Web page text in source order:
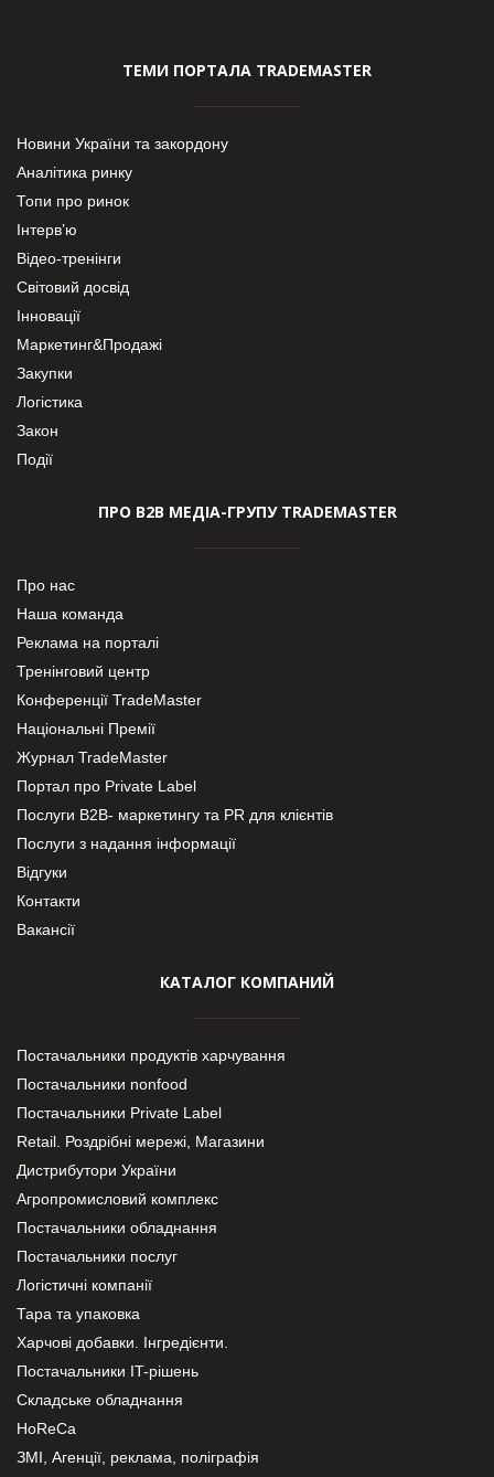
ТЕМИ ПОРТАЛА TRADEMASTER
Новини України та закордону
Аналітика ринку
Топи про ринок
Інтерв’ю
Відео-тренінги
Світовий досвід
Інновації
Маркетинг&Продажі
Закупки
Логістика
Закон
Події
ПРО В2В МЕДІА-ГРУПУ TRADEMASTER
Про нас
Наша команда
Реклама на порталі
Тренінговий центр
Конференції TradeMaster
Національні Премії
Журнал TradeMaster
Портал про Private Label
Послуги В2В- маркетингу та PR для клієнтів
Послуги з надання інформації
Відгуки
Контакти
Вакансії
КАТАЛОГ КОМПАНИЙ
Постачальники продуктів харчування
Постачальники nonfood
Постачальники Private Label
Retail. Роздрібні мережі, Магазини
Дистрибутори України
Агропромисловий комплекс
Постачальники обладнання
Постачальники послуг
Логістичні компанії
Тара та упаковка
Харчові добавки. Інгредієнти.
Постачальники IT-рішень
Складське обладнання
HoReCa
ЗМІ, Агенції, реклама, поліграфія